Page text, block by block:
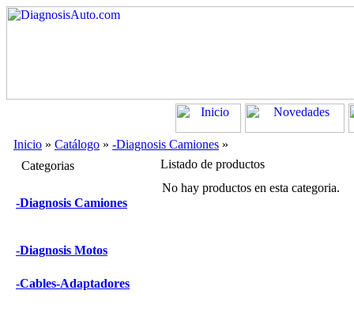
Inicio » Catálogo » -Diagnosis Camiones »
Categorias
-Diagnosis Camiones
-Diagnosis Motos
-Cables-Adaptadores
Listado de productos
No hay productos en esta categoria.